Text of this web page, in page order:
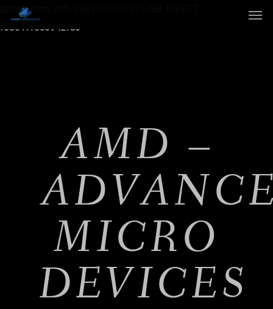
google.com, pub-4867156501875488, DIRECT,
f08c47fec0942fa0
AMD –
MICRO
DEVICES